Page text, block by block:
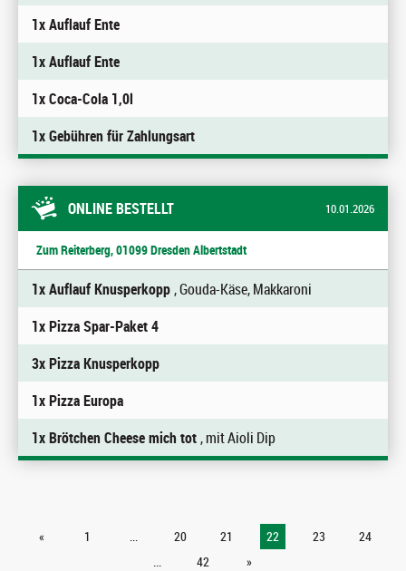
1x Auflauf Ente
1x Auflauf Ente
1x Coca-Cola 1,0l
1x Gebühren für Zahlungsart
ONLINE BESTELLT 10.01.2026
Zum Reiterberg, 01099 Dresden Albertstadt
1x Auflauf Knusperkopp, Gouda-Käse, Makkaroni
1x Pizza Spar-Paket 4
3x Pizza Knusperkopp
1x Pizza Europa
1x Brötchen Cheese mich tot, mit Aioli Dip
« 1 ... 20 21 22 23
24
...
42 »